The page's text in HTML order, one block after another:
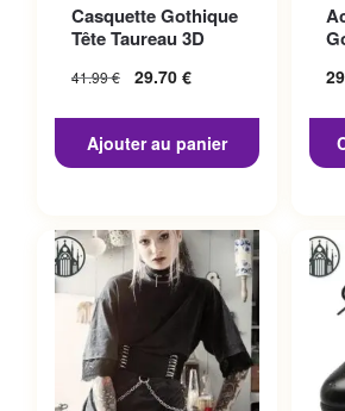
Casquette Gothique
Tête Taureau 3D
41.99€ 29.70 €
Ajouter au panier